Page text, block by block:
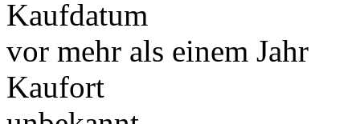
Kaufdatum
vor mehr als einem Jahr
Kaufort